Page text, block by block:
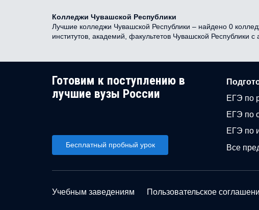
Колледжи Чувашской Республики
Лучшие колледжи Чувашской Республики – найдено 0
институтов, академий, факультетов Чувашской
Готовим к поступлению в
лучшие вузы России
Бесплатный пробный урок
ЕГЭ по
ЕГЭ по
ЕГЭ по
Все
Учебным заведениям Пользовательское